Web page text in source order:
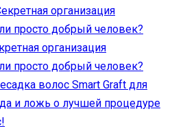
организация
просто добрый человек?
организация
просто добрый человек?
волос Smart Graft для
и ложь о лучшей процедуре